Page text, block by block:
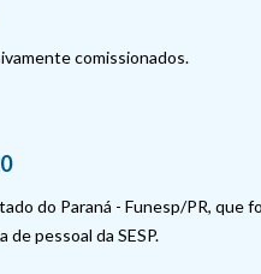
comissionados.
do Paraná - Funesp/PR, que
pessoal da SESP.